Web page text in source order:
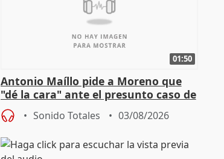
01:50
Antonio Maíllo pide a Moreno que
"dé la cara" ante el presunto caso de
acoso del CEO de ADM
Sonido Totales 03/08/2026